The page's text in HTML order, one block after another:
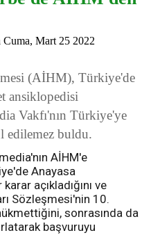
Cuma, Mart 25 2022
(AİHM), Türkiye'de
ansiklopedisi
Vakfı'nın Türkiye'ye
edilemez buldu.
AİHM'e
Anayasa
açıkladığını ve
Sözleşmesi'nin 10.
sonrasında da
başvuruyu